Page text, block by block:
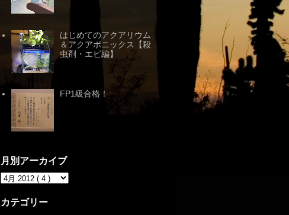
はじめてのアクアリウム
＆アクアポニックス【殺
虫剤・エビ編】
FP1級合格！
月別アーカイブ
カテゴリー